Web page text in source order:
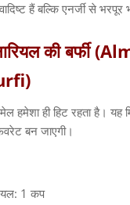
हैं बल्कि एनर्जी से भरपूर
की बर्फी
हमेशा ही हिट रहता है। यह
बन जाएगी।
1 कप